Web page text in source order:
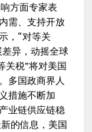
方面专家表
需、支持开放
，“对等关
异，动摇全球
关税”将对美国
多国政商界人
措施不断加
业链供应链稳
的信息，美国